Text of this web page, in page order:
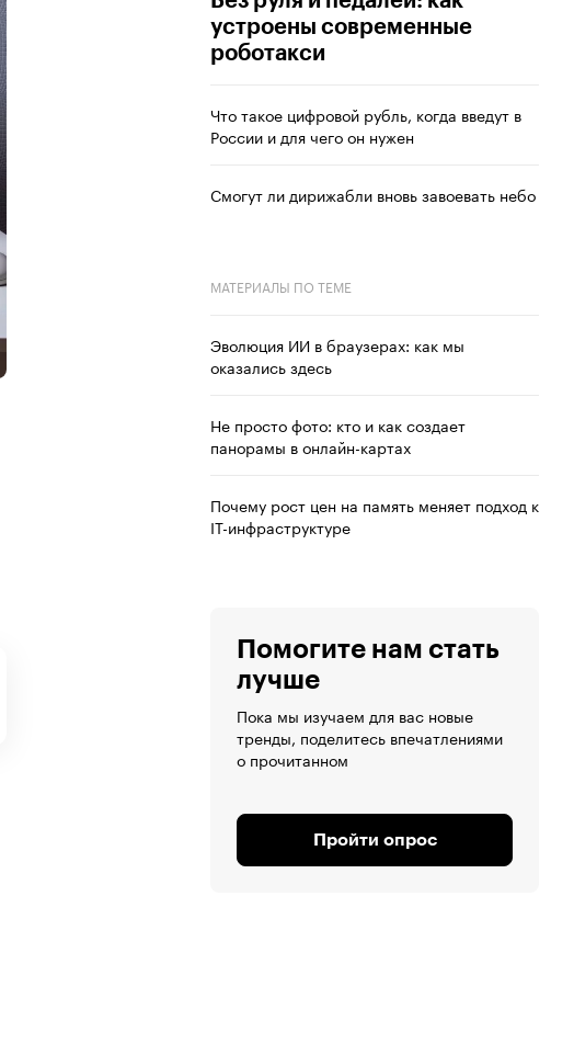
устроены современные
роботакси
Что такое цифровой рубль, когда введут в
России и для чего он нужен
Смогут ли дирижабли вновь завоевать небо
МАТЕРИАЛЫ ПО ТЕМЕ
Эволюция ИИ в браузерах: как мы
оказались здесь
Не просто фото: кто и как создает
панорамы в онлайн-картах
Почему рост цен на память меняет подход к
IT-инфраструктуре
Помогите нам стать
лучше
Пока мы изучаем для вас новые
тренды, поделитесь впечатлениями
о прочитанном
Пройти опрос